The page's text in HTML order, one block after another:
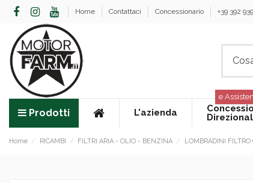
Home Contattaci Concessionario +39 392
Prodotti L'azienda
e
Home RICAMBI FILTRI ARIA - OLIO - BENZINA LOMBRADINI